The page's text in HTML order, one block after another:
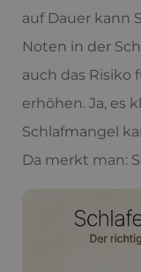
auf Dauer kann
Noten in der
auch das Risiko
erhöhen. Ja, es
Schlafmangel
Da merkt man: